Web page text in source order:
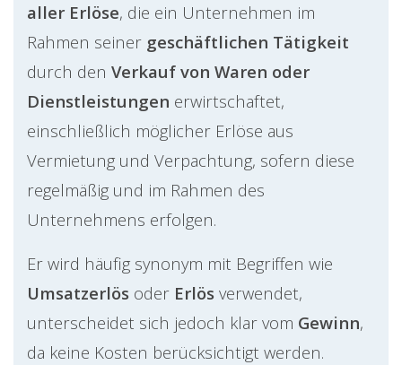
aller Erlöse, die ein Unternehmen im
Rahmen seiner geschäftlichen Tätigkeit
durch den Verkauf von Waren oder
Dienstleistungen erwirtschaftet,
einschließlich möglicher Erlöse aus
Vermietung und Verpachtung, sofern diese
regelmäßig und im Rahmen des
Unternehmens erfolgen.
Er wird häufig synonym mit Begriffen wie
Umsatzerlös oder Erlös verwendet,
unterscheidet sich jedoch klar vom Gewinn,
da keine Kosten berücksichtigt werden.